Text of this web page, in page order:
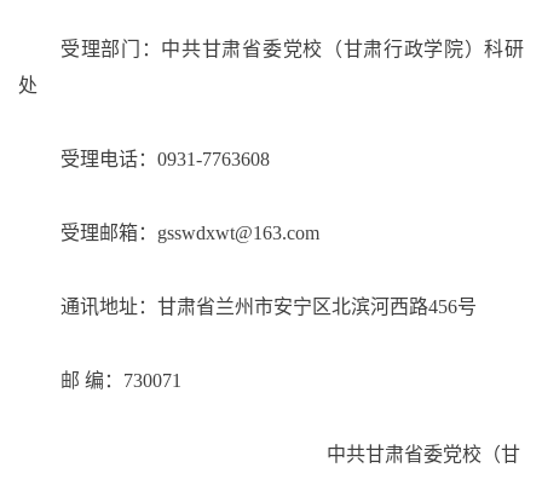
受理部门：中共甘肃省委党校（甘肃行政学院）科研
处
受理电话： 0931-7763608
受理邮箱： gsswdxwt@163.com
通讯地址：甘肃省兰州市安宁区北滨河西路456号
邮 编： 730071
中共甘肃省委党校（甘